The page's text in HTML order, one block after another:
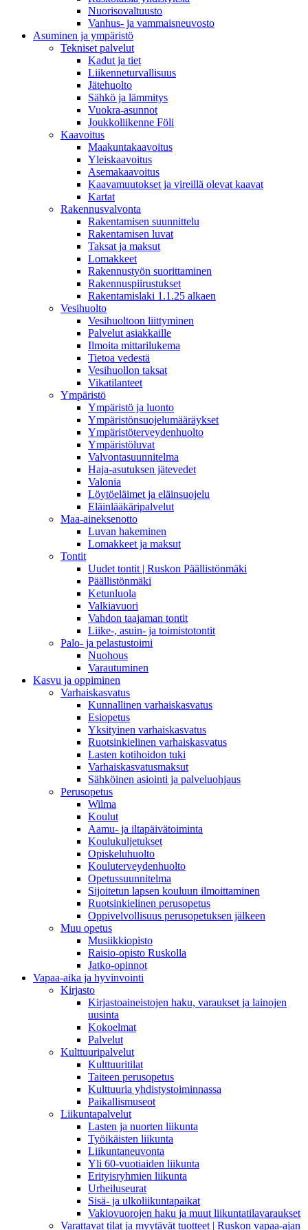
Nuorisovaltuusto
Vanhus- ja vammaisneuvosto
Asuminen ja ympäristö
Tekniset palvelut
Kadut ja tiet
Liikenneturvallisuus
Jätehuolto
Sähkö ja lämmitys
Vuokra-asunnot
Joukkoliikenne Föli
Kaavoitus
Maakuntakaavoitus
Yleiskaavoitus
Asemakaavoitus
Kaavamuutokset ja vireillä olevat kaavat
Kartat
Rakennusvalvonta
Rakentamisen suunnittelu
Rakentamisen luvat
Taksat ja maksut
Lomakkeet
Rakennustyön suorittaminen
Rakennuspiirustukset
Rakentamislaki 1.1.25 alkaen
Vesihuolto
Vesihuoltoon liittyminen
Palvelut asiakkaille
Ilmoita mittarilukema
Tietoa vedestä
Vesihuollon taksat
Vikatilanteet
Ympäristö
Ympäristö ja luonto
Ympäristönsuojelumääräykset
Ympäristöterveydenhuolto
Ympäristöluvat
Valvontasuunnitelma
Haja-asutuksen jätevedet
Valonia
Löytöeläimet ja eläinsuojelu
Eläinlääkäripalvelut
Maa-aineksenotto
Luvan hakeminen
Lomakkeet ja maksut
Tontit
Uudet tontit | Ruskon Päällistönmäki
Päällistönmäki
Ketunluola
Valkiavuori
Vahdon taajaman tontit
Liike-, asuin- ja toimistotontit
Palo- ja pelastustoimi
Nuohous
Varautuminen
Kasvu ja oppiminen
Varhaiskasvatus
Kunnallinen varhaiskasvatus
Esiopetus
Yksityinen varhaiskasvatus
Ruotsinkielinen varhaiskasvatus
Lasten kotihoidon tuki
Varhaiskasvatusmaksut
Sähköinen asiointi ja palveluohjaus
Perusopetus
Wilma
Koulut
Aamu- ja iltapäivätoiminta
Koulukuljetukset
Opiskeluhuolto
Kouluterveydenhuolto
Opetussuunnitelma
Sijoitetun lapsen kouluun ilmoittaminen
Ruotsinkielinen perusopetus
Oppivelvollisuus perusopetuksen jälkeen
Muu opetus
Musiikkiopisto
Raisio-opisto Ruskolla
Jatko-opinnot
Vapaa-aika ja hyvinvointi
Kirjasto
Kirjastoaineistojen haku, varaukset ja lainojen
uusinta
Kokoelmat
Palvelut
Kulttuuripalvelut
Kulttuuritilat
Taiteen perusopetus
Kulttuuria yhdistystoiminnassa
Paikallismuseot
Liikuntapalvelut
Lasten ja nuorten liikunta
Työikäisten liikunta
Liikuntaneuvonta
Yli 60-vuotiaiden liikunta
Erityisryhmien liikunta
Urheiluseurat
Sisä- ja ulkoliikuntapaikat
Vakiovuorojen haku ja muut liikuntatilavaraukset
Varattavat tilat ja myytävät tuotteet | Ruskon vapaa-ajan